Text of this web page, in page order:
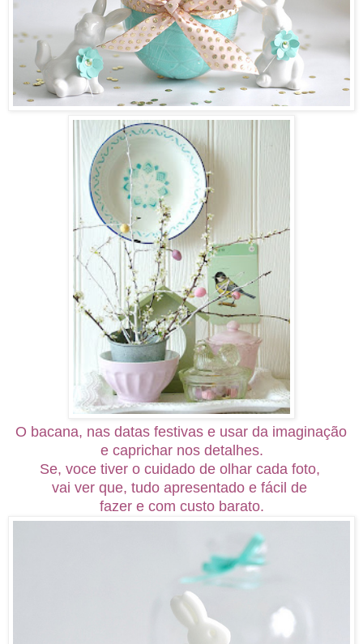
O bacana, nas datas festivas e usar da imaginação
e caprichar nos detalhes.
Se, voce tiver o cuidado de olhar cada foto,
vai ver que, tudo apresentado e fácil de
fazer e com custobarato.